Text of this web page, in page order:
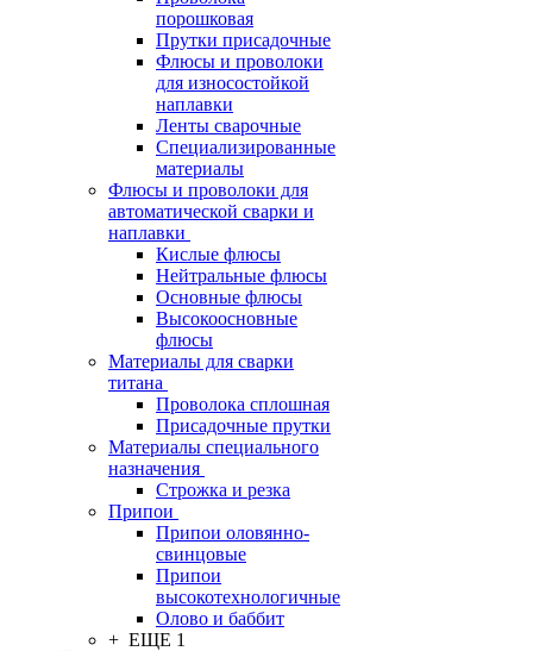
порошковая
Прутки присадочные
Флюсы и проволоки
для износостойкой
наплавки
Ленты сварочные
Специализированные
материалы
Флюсы и проволоки для
автоматической сварки и
наплавки
Кислые флюсы
Нейтральные флюсы
Основные флюсы
Высокоосновные
флюсы
Материалы для сварки
титана
Проволока сплошная
Присадочные прутки
Материалы специального
назначения
Строжка и резка
Припои
Припои оловянно-
свинцовые
Припои
высокотехнологичные
Олово и баббит
+ ЕЩЕ 1